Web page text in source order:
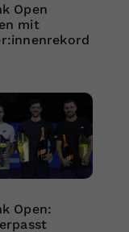
Open
mit
Open: